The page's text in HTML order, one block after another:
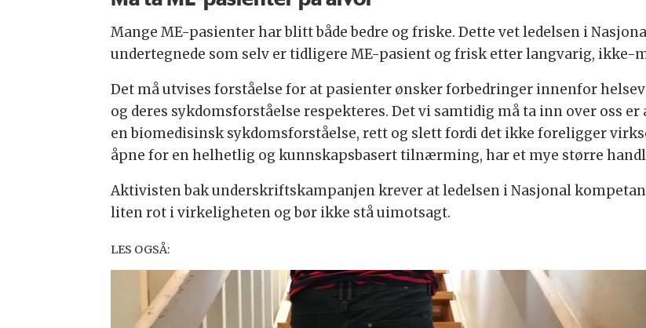
Mange ME-pasienter har blitt både bedre og friske. Dette vet ledelsen i
undertegnede som selv er tidligere ME-pasient og frisk etter langvarig, ikke-
Det må utvises forståelse for at pasienter ønsker forbedringer innenfor
og deres sykdomsforståelse respekteres. Det vi samtidig må ta inn over oss
en biomedisinsk sykdomsforståelse, rett og slett fordi det ikke foreligger
åpne for en helhetlig og kunnskapsbasert tilnærming, har et mye større
Aktivisten bak underskriftskampanjen krever at ledelsen i Nasjonal
liten rot i virkeligheten og bør ikke stå uimotsagt.
LES OGSÅ: